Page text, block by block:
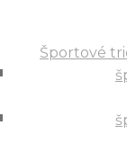
Športové